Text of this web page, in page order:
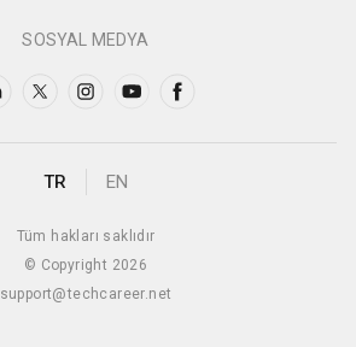
SOSYAL MEDYA
TR EN
Tüm hakları saklıdır
© Copyright 2026
support@techcareer.net